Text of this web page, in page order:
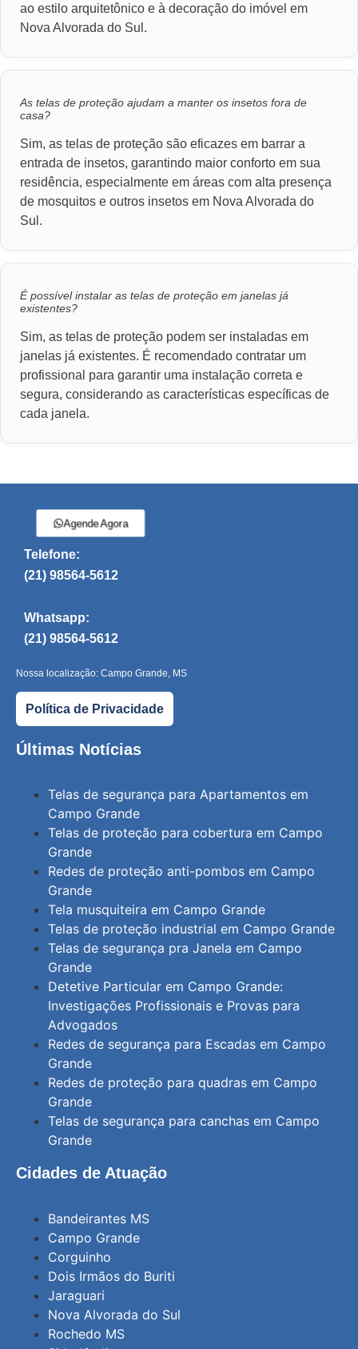
ao estilo arquitetônico e à decoração do imóvel em
Nova Alvorada do Sul.
As telas de proteção ajudam a manter os insetos fora de
casa?
Sim, as telas de proteção são eficazes em barrar a
entrada de insetos, garantindo maior conforto em sua
residência, especialmente em áreas com alta presença
de mosquitos e outros insetos em Nova Alvorada do
Sul.
É possível instalar as telas de proteção em janelas já
existentes?
Sim, as telas de proteção podem ser instaladas em
janelas já existentes. É recomendado contratar um
profissional para garantir uma instalação correta e
segura, considerando as características específicas de
cada janela.
Agende Agora
Telefone:
(21) 98564-5612
Whatsapp:
(21) 98564-5612
Nossa localização: Campo Grande, MS
Política de Privacidade
Últimas Notícias
Telas de segurança para Apartamentos em
Campo Grande
Telas de proteção para cobertura em Campo
Grande
Redes de proteção anti-pombos em Campo
Grande
Tela musquiteira em Campo Grande
Telas de proteção industrial em Campo Grande
Telas de segurança pra Janela em Campo
Grande
Detetive Particular em Campo Grande:
Investigações Profissionais e Provas para
Advogados
Redes de segurança para Escadas em Campo
Grande
Redes de proteção para quadras em Campo
Grande
Telas de segurança para canchas em Campo
Grande
Cidades de Atuação
Bandeirantes MS
Campo Grande
Corguinho
Dois Irmãos do Buriti
Jaraguari
Nova Alvorada do Sul
Rochedo MS